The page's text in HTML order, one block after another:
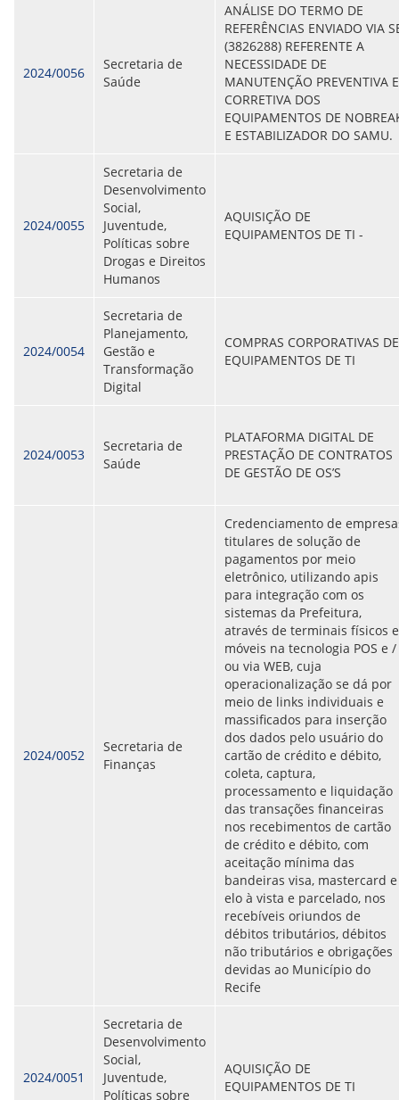
2024/0056
Secretaria de
Saúde
ANÁLISE DO TERMO DE
REFERÊNCIAS ENVIADO VIA
(3826288) REFERENTE A
NECESSIDADE DE
MANUTENÇÃO PREVENTIVA E
CORRETIVA DOS
EQUIPAMENTOS DE
E ESTABILIZADOR DO SAMU.
2024/0055
Secretaria de
Desenvolvimento
Social,
Juventude,
Políticas sobre
Drogas e Direitos
Humanos
AQUISIÇÃO DE
EQUIPAMENTOS DE TI -
2024/0054
Secretaria de
Planejamento,
Gestão e
Transformação
Digital
COMPRAS CORPORATIVAS DE
EQUIPAMENTOS DE TI
2024/0053
Secretaria de
Saúde
PLATAFORMA DIGITAL DE
PRESTAÇÃO DE CONTRATOS
DE GESTÃO DE OS’S
2024/0052
Secretaria de
Finanças
Credenciamento de
titulares de solução de
pagamentos por meio
eletrônico, utilizando apis
para integração com os
sistemas da Prefeitura,
através de terminais físicos e
móveis na tecnologia POS e /
ou via WEB, cuja
operacionalização se dá por
meio de links individuais e
massificados para inserção
dos dados pelo usuário do
cartão de crédito e débito,
coleta, captura,
processamento e liquidação
das transações financeiras
nos recebimentos de cartão
de crédito e débito, com
aceitação mínima das
bandeiras visa, mastercard e
elo à vista e parcelado, nos
recebíveis oriundos de
débitos tributários, débitos
não tributários e obrigações
devidas ao Município do
Recife
2024/0051
Secretaria de
Desenvolvimento
Social,
Juventude,
Políticas sobre
AQUISIÇÃO DE
EQUIPAMENTOS DE TI